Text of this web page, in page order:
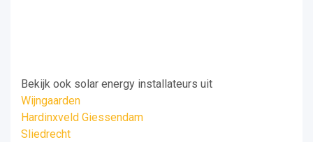
Bekijk ook solar energy installateurs uit
Wijngaarden
Hardinxveld Giessendam
Sliedrecht